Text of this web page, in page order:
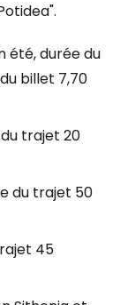
été, durée du
billet 7,70
trajet 20
du trajet 50
45